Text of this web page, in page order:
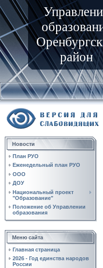
район
Новости
План РУО
Еженедельный план РУО
ООО
ДОУ
Национальный проект
"Образование"
Положение об Управлении
образования
Меню сайта
Главная страница
2026 - Год единства народов
России